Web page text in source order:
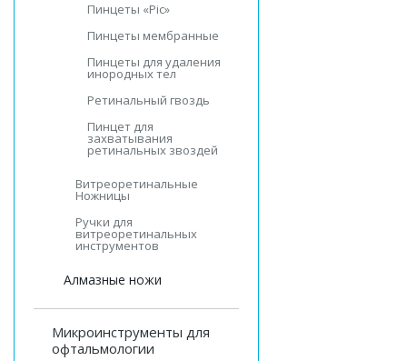
Пинцеты «Pic»
Пинцеты мембранные
Пинцеты для удаления
инородных тел
Ретинальный гвоздь
Пинцет для
захватывания
ретинальных звоздей
Витреоретинальные
Ножницы
Ручки для
витреоретинальных
инструментов
Алмазные ножи
Микроинструменты для
офтальмологии